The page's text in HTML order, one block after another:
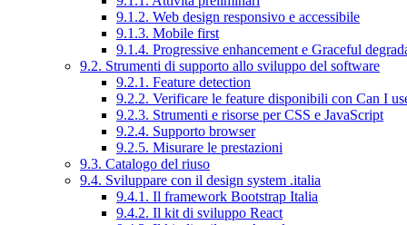
9.1.2. Web design responsivo e accessibile
9.1.3. Mobile first
9.1.4. Progressive enhancement e Graceful
9.2. Strumenti di supporto allo sviluppo del software
9.2.1. Feature detection
9.2.2. Verificare le feature disponibili con Can I
9.2.3. Strumenti e risorse per CSS e JavaScript
9.2.4. Supporto browser
9.2.5. Misurare le prestazioni
9.3. Catalogo del riuso
9.4. Sviluppare con il design system .italia
9.4.1. Il framework Bootstrap Italia
9.4.2. Il kit di sviluppo React